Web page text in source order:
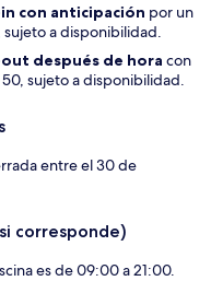
con anticipación por un
sujeto a disponibilidad.
después de hora con
sujeto a disponibilidad.
entre el 30 de
corresponde)
es de 09:00 a 21:00.